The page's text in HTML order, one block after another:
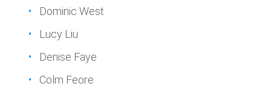
Dominic West
Lucy Liu
Denise Faye
Colm Feore